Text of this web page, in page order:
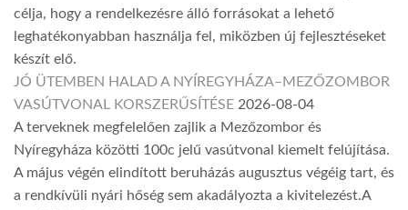
célja, hogy a rendelkezésre álló forrásokat a lehető
leghatékonyabban használja fel, miközben új fejlesztéseket
készít elő.
JÓ ÜTEMBEN HALAD A NYÍREGYHÁZA–MEZŐZOMBOR
VASÚTVONAL KORSZERŰSÍTÉSE 2026-08-04
A terveknek megfelelően zajlik a Mezőzombor és
Nyíregyháza közötti 100c jelű vasútvonal kiemelt felújítása.
A május végén elindított beruházás augusztus végéig tart, és
a rendkívüli nyári hőség sem akadályozta a kivitelezést.A